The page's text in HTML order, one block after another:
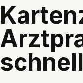
schnell